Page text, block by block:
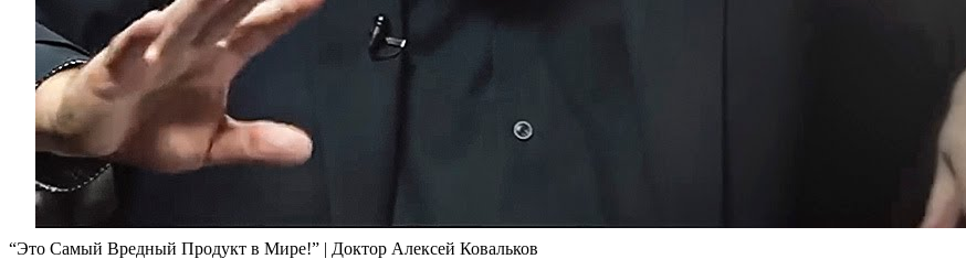
“Это Самый Вредный Продукт в Мире!” | Доктор Алексей Ковальков